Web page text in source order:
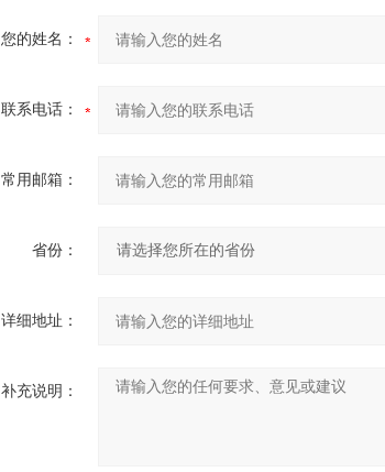
您的姓名：
联系电话：
常用邮箱：
省份：
详细地址：
补充说明：